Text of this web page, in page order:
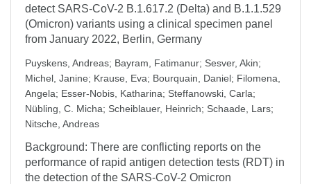
detect SARS-CoV-2 B.1.617.2 (Delta) and B.1.1.529
(Omicron) variants using a clinical specimen panel
from January 2022, Berlin, Germany
Puyskens, Andreas; Bayram, Fatimanur; Sesver, Akin;
Michel, Janine; Krause, Eva; Bourquain, Daniel; Filomena,
Angela; Esser-Nobis, Katharina; Steffanowski, Carla;
Nübling, C. Micha; Scheiblauer, Heinrich; Schaade, Lars;
Nitsche, Andreas
Background: There are conflicting reports on the
performance of rapid antigen detection tests (RDT) in
the detection of the SARS-CoV-2 Omicron